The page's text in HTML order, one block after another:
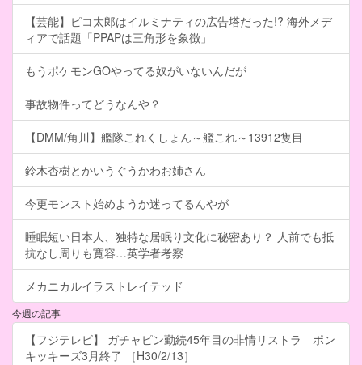
【芸能】ピコ太郎はイルミナティの広告塔だった!? 海外メデ
ィアで話題「PPAPは三角形を象徴」
もうポケモンGOやってる奴がいないんだが
事故物件ってどうなんや？
【DMM/角川】艦隊これくしょん～艦これ～13912隻目
鈴木杏樹とかいうぐうかわお姉さん
今更モンスト始めようか迷ってるんやが
睡眠短い日本人、独特な居眠り文化に秘密あり？ 人前でも抵
抗なし周りも寛容…英学者考察
メカニカルイラストレイテッド
今週の記事
【フジテレビ】 ガチャピン勤続45年目の非情リストラ ポン
キッキーズ3月終了 ［H30/2/13］